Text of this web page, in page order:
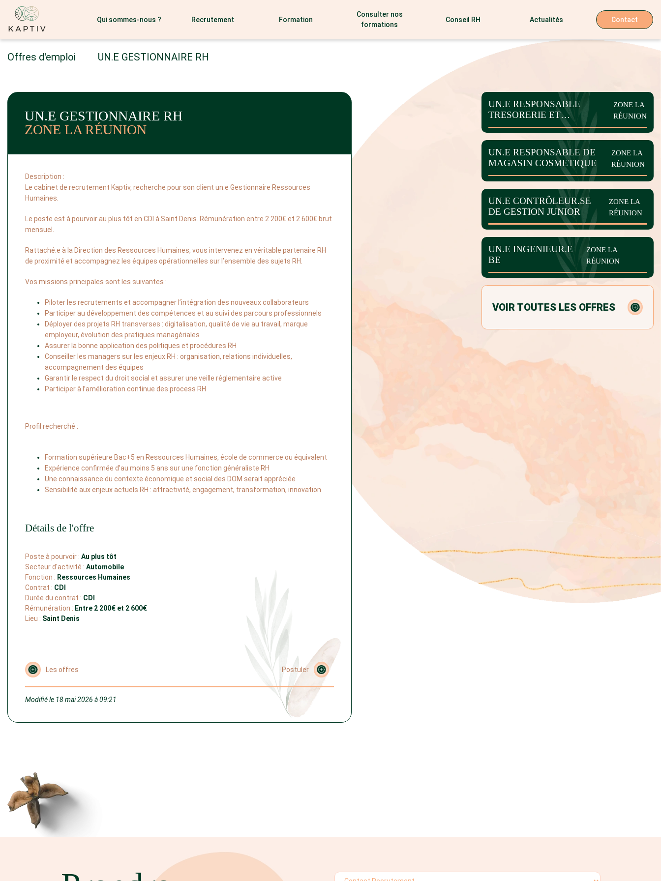
Qui sommes-nous ? Recrutement Formation
Consulter nos
formations
Conseil RH Actualités Contact
Offres d'emploi UN.E GESTIONNAIRE RH
UN.E GESTIONNAIRE RH
ZONE LA RÉUNION
Description :
Le cabinet de recrutement Kaptiv, recherche pour son client un.e Gestionnaire Ressources
Humaines.
Le poste est à pourvoir au plus tôt en CDI à Saint Denis. Rémunération entre 2 200€ et 2 600€ brut
mensuel.
Rattaché.e à la Direction des Ressources Humaines, vous intervenez en véritable partenaire RH
de proximité et accompagnez les équipes opérationnelles sur l’ensemble des sujets RH.
Vos missions principales sont les suivantes :
Piloter les recrutements et accompagner l’intégration des nouveaux collaborateurs
Participer au développement des compétences et au suivi des parcours professionnels
Déployer des projets RH transverses : digitalisation, qualité de vie au travail, marque
employeur, évolution des pratiques managériales
Assurer la bonne application des politiques et procédures RH
Conseiller les managers sur les enjeux RH : organisation, relations individuelles,
accompagnement des équipes
Garantir le respect du droit social et assurer une veille réglementaire active
Participer à l’amélioration continue des process RH
Profil recherché :
Formation supérieure Bac+5 en Ressources Humaines, école de commerce ou équivalent
Expérience confirmée d’au moins 5 ans sur une fonction généraliste RH
Une connaissance du contexte économique et social des DOM serait appréciée
Sensibilité aux enjeux actuels RH : attractivité, engagement, transformation, innovation
Détails de l'offre
Poste à pourvoir : Au plus tôt
Secteur d'activité : Automobile
Fonction : Ressources Humaines
Contrat : CDI
Durée du contrat : CDI
Rémunération : Entre 2 200€ et 2 600€
Lieu : Saint Denis
Les offres Postuler
Modifié le 18 mai 2026 à 09:21
UN.E RESPONSABLE
TRESORERIE ET
COMPTABILITE CLIENTS
ZONE LA
RÉUNION
UN.E RESPONSABLE DE
MAGASIN COSMETIQUE
ZONE LA
RÉUNION
UN.E CONTRÔLEUR.SE
DE GESTION JUNIOR
ZONE LA
RÉUNION
UN.E INGENIEUR.E
BE
ZONE LA
RÉUNION
VOIR TOUTES LES OFFRES